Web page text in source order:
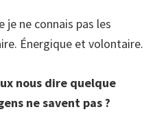
je ne connais pas les
Énergique et volontaire.
nous dire quelque
ne savent pas ?